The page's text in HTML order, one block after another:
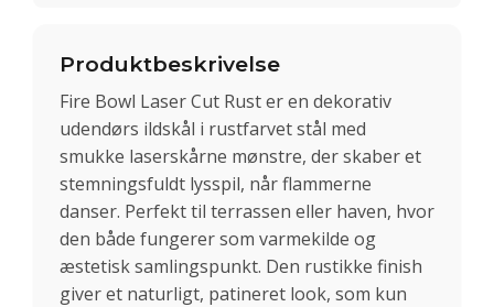
Produktbeskrivelse
Fire Bowl Laser Cut Rust er en dekorativ
udendørs ildskål i rustfarvet stål med
smukke laserskårne mønstre, der skaber et
stemningsfuldt lysspil, når flammerne
danser. Perfekt til terrassen eller haven, hvor
den både fungerer som varmekilde og
æstetisk samlingspunkt. Den rustikke finish
giver et naturligt, patineret look, som kun